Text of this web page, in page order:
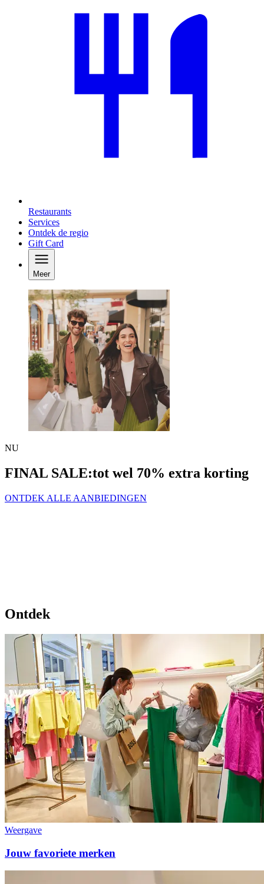
Restaurants
Services
Ontdek de regio
Gift Card
Meer
NU
FINAL SALE:tot wel 70% extra korting
ONTDEK ALLE AANBIEDINGEN
Ontdek
Weergave
Jouw favoriete merken